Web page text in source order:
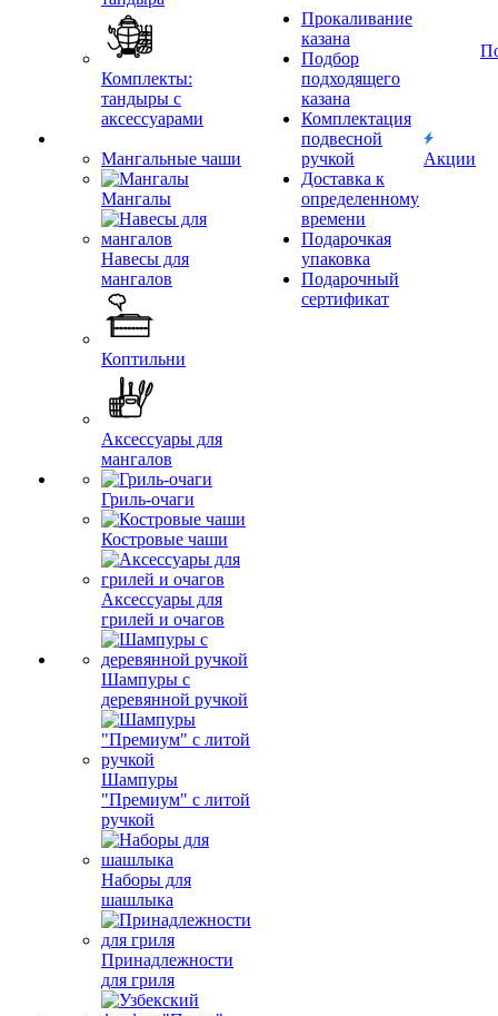
Комплекты:
тандыры с
аксессуарами
Мангальные чаши
Мангалы
Навесы для
мангалов
Коптильни
Аксессуары для
мангалов
Гриль-очаги
Костровые чаши
Аксессуары для
грилей и очагов
Шампуры с
деревянной ручкой
Шампуры
"Премиум" с литой
ручкой
Наборы для
шашлыка
Принадлежности
для гриля
Прокаливание
казана
Подбор
подходящего
казана
Комплектация
подвесной
ручкой
Доставка к
определенному
времени
Подарочкая
упаковка
Подарочный
сертификат
Акции